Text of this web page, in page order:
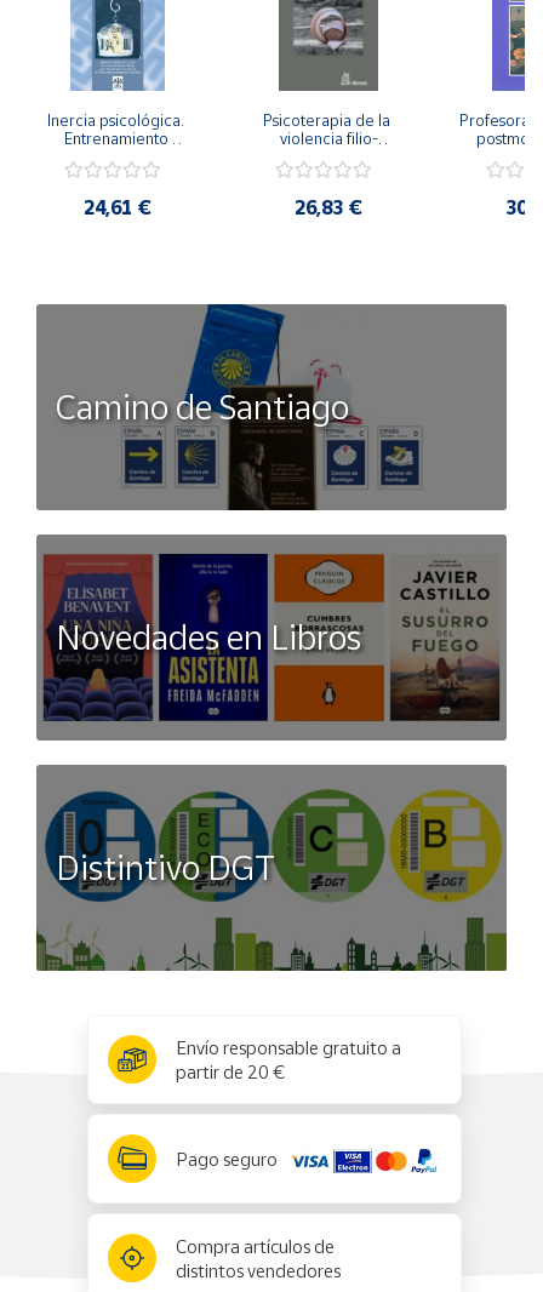
Inercia psicológica.
Entrenamiento
Igualdad de Género.
24,61 €
Psicoterapia de la
violencia filio-
secreto y la
26,83 €
Camino de Santiago
Novedades en Libros
Distintivo DGT
Envío responsable gratuito a
partir de 20 €
Pago seguro
Compra artículos de
distintos vendedores